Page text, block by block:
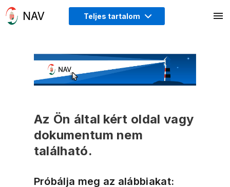
Teljes tartalom
Az Ön által kért oldal vagy
dokumentum nem
található.
Próbálja meg az alábbiakat: